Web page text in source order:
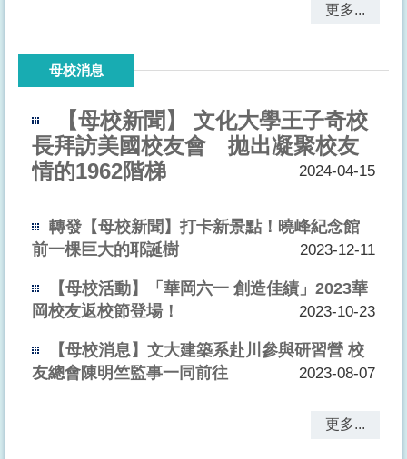
更多...
母校消息
【母校新聞】 文化大學王子奇校
長拜訪美國校友會 拋出凝聚校友
情的1962階梯
2024-04-15
轉發【母校新聞】打卡新景點！曉峰紀念館
前一棵巨大的耶誕樹
2023-12-11
【母校活動】「華岡六一 創造佳績」2023華
岡校友返校節登場！
2023-10-23
【母校消息】文大建築系赴川參與研習營 校
友總會陳明竺監事一同前往
2023-08-07
更多...